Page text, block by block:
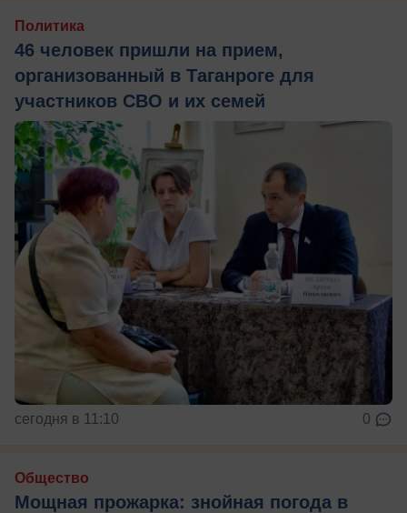
Политика
46 человек пришли на прием,
организованный в Таганроге для
участников СВО и их семей
сегодня в 11:10 0
Общество
Мощная прожарка: знойная погода в